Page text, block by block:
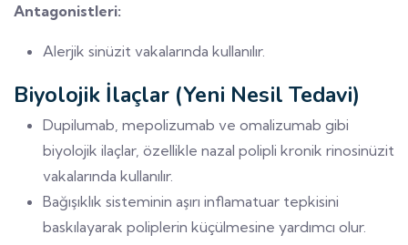
Antagonistleri:
Alerjik sinüzit vakalarında kullanılır.
Biyolojik İlaçlar (Yeni Nesil Tedavi)
Dupilumab, mepolizumab ve omalizumab gibi
biyolojik ilaçlar, özellikle nazal polipli kronik rinosinüzit
vakalarında kullanılır.
Bağışıklık sisteminin aşırı inflamatuar tepkisini
baskılayarak poliplerin küçülmesine yardımcı olur.